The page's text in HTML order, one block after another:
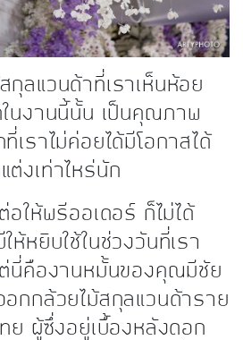
ลแวนด้าที่เราเห็นห้อย
ในงานนี้นั้น เป็นคุณภาพ
เราไม่ค่อยได้มีโอกาสได้
ต่งเท่าไหร่นัก
อให้พรีออเดอร์ ก็ไม่ได้
ห้หยิบใช้ในช่วงวันที่เรา
นี่คืองานหมั้นของคุณมีชัย
กกล้วยไม้สกุลแวนด้าราย
ย ผู้ซึ่งอยู่เบื้องหลังดอก